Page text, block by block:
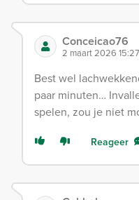
Conceicao76
2 maart 2026 15:27
Best wel
paar minuten…
spelen, zou je niet
Reageer